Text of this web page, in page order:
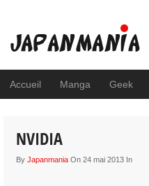
Accueil Manga Geek
NVIDIA
ByJapanmania On 24 mai 2013 In